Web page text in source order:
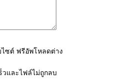
ซต์ ฟรีอัพโหลดต่าง
วและไฟล์ไม่ถูกลบ